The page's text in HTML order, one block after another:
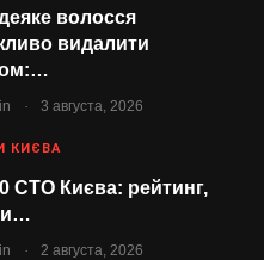
волосся
видалити
. 3 августа, 2026
КИЄВА
СТО Києва: рейтинг,
. 2 августа, 2026